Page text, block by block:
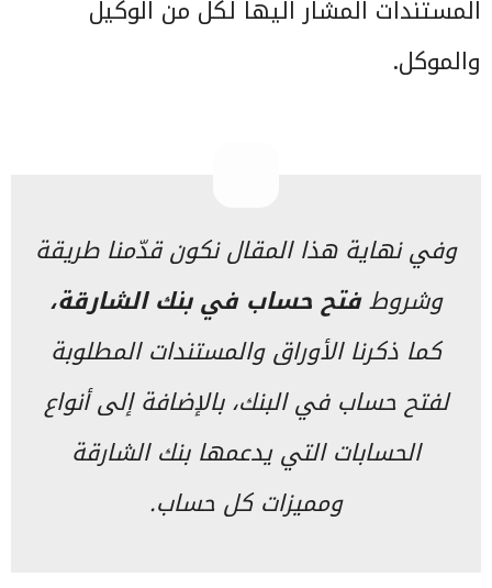
المستندات المشار اليها لكل من الوكيل
والموكل.
وفي نهاية هذا المقال نكون قدّمنا طريقة
وشروطفتح حساب في بنك الشارقة،
كما ذكرنا الأوراق والمستندات المطلوبة
لفتح حساب في البنك، بالإضافة إلى أنواع
الحسابات التي يدعمها بنك الشارقة
ومميزات كل حساب.